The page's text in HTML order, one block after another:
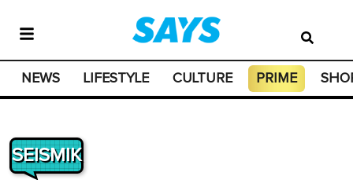
NEWS LIFESTYLE CULTURE PRIME
SEISMIK